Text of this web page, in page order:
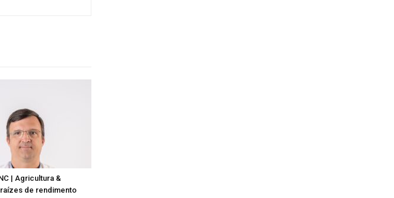
| Agricultura &
de rendimento